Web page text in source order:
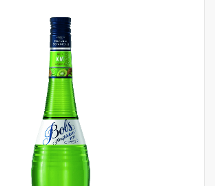
pourquoi elle est l'arôme de
presque toutes les glaces. Il se
très bien avec presque
vieillis en fûts de chêne,
léger goût de vanille à la note de
Avec l'explosion actuelle de
de fruits frais et d'ingrédients de
les bars à cocktails, la vanille
l'ingrédient le plus précieux du